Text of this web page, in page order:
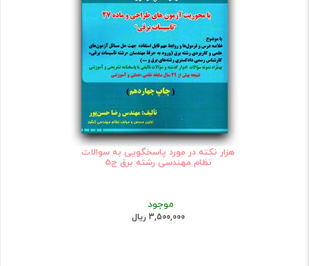
هزار نکته در مورد پاسخگویی به سوالات
نظام مهندسی رشته برق ج5
موجود
3,500,000 ریال